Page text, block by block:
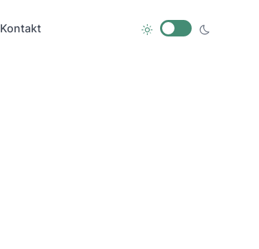
Kontakt